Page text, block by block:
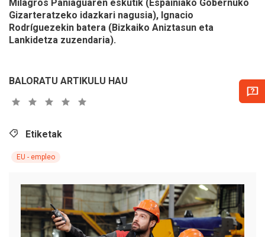
Milagros Paniaguaren eskutik (Espainiako Gobernuko
Gizarteratzeko idazkari nagusia), Ignacio
Rodríguezekin batera (Bizkaiko Aniztasun eta
Lankidetza zuzendaria).
BALORATU ARTIKULU HAU
Etiketak
EU - empleo